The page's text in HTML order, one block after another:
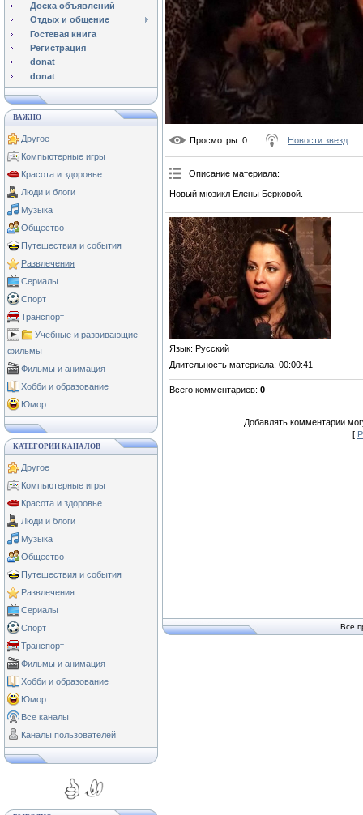
Доска объявлений
Отдых и общение
Гостевая книга
Регистрация
donat
donat
ВАЖНО
Другое
Компьютерные игры
Красота и здоровье
Люди и блоги
Музыка
Общество
Путешествия и события
Развлечения
Сериалы
Спорт
Транспорт
Учебные и развивающие
фильмы
Фильмы и анимация
Хобби и образование
Юмор
КАТЕГОРИИ КАНАЛОВ
Другое
Компьютерные игры
Красота и здоровье
Люди и блоги
Музыка
Общество
Путешествия и события
Развлечения
Сериалы
Спорт
Транспорт
Фильмы и анимация
Хобби и образование
Юмор
Все каналы
Каналы пользователей
Просмотры: 0 Новости звезд
Описание материала:
Новый мюзикл Елены Берковой.
Язык: Русский
Длительность материала: 00:00:41
Всего комментариев: 0
Добавлять комментарии
[
Все